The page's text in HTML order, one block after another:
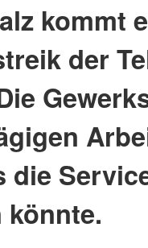
kommt
der
die